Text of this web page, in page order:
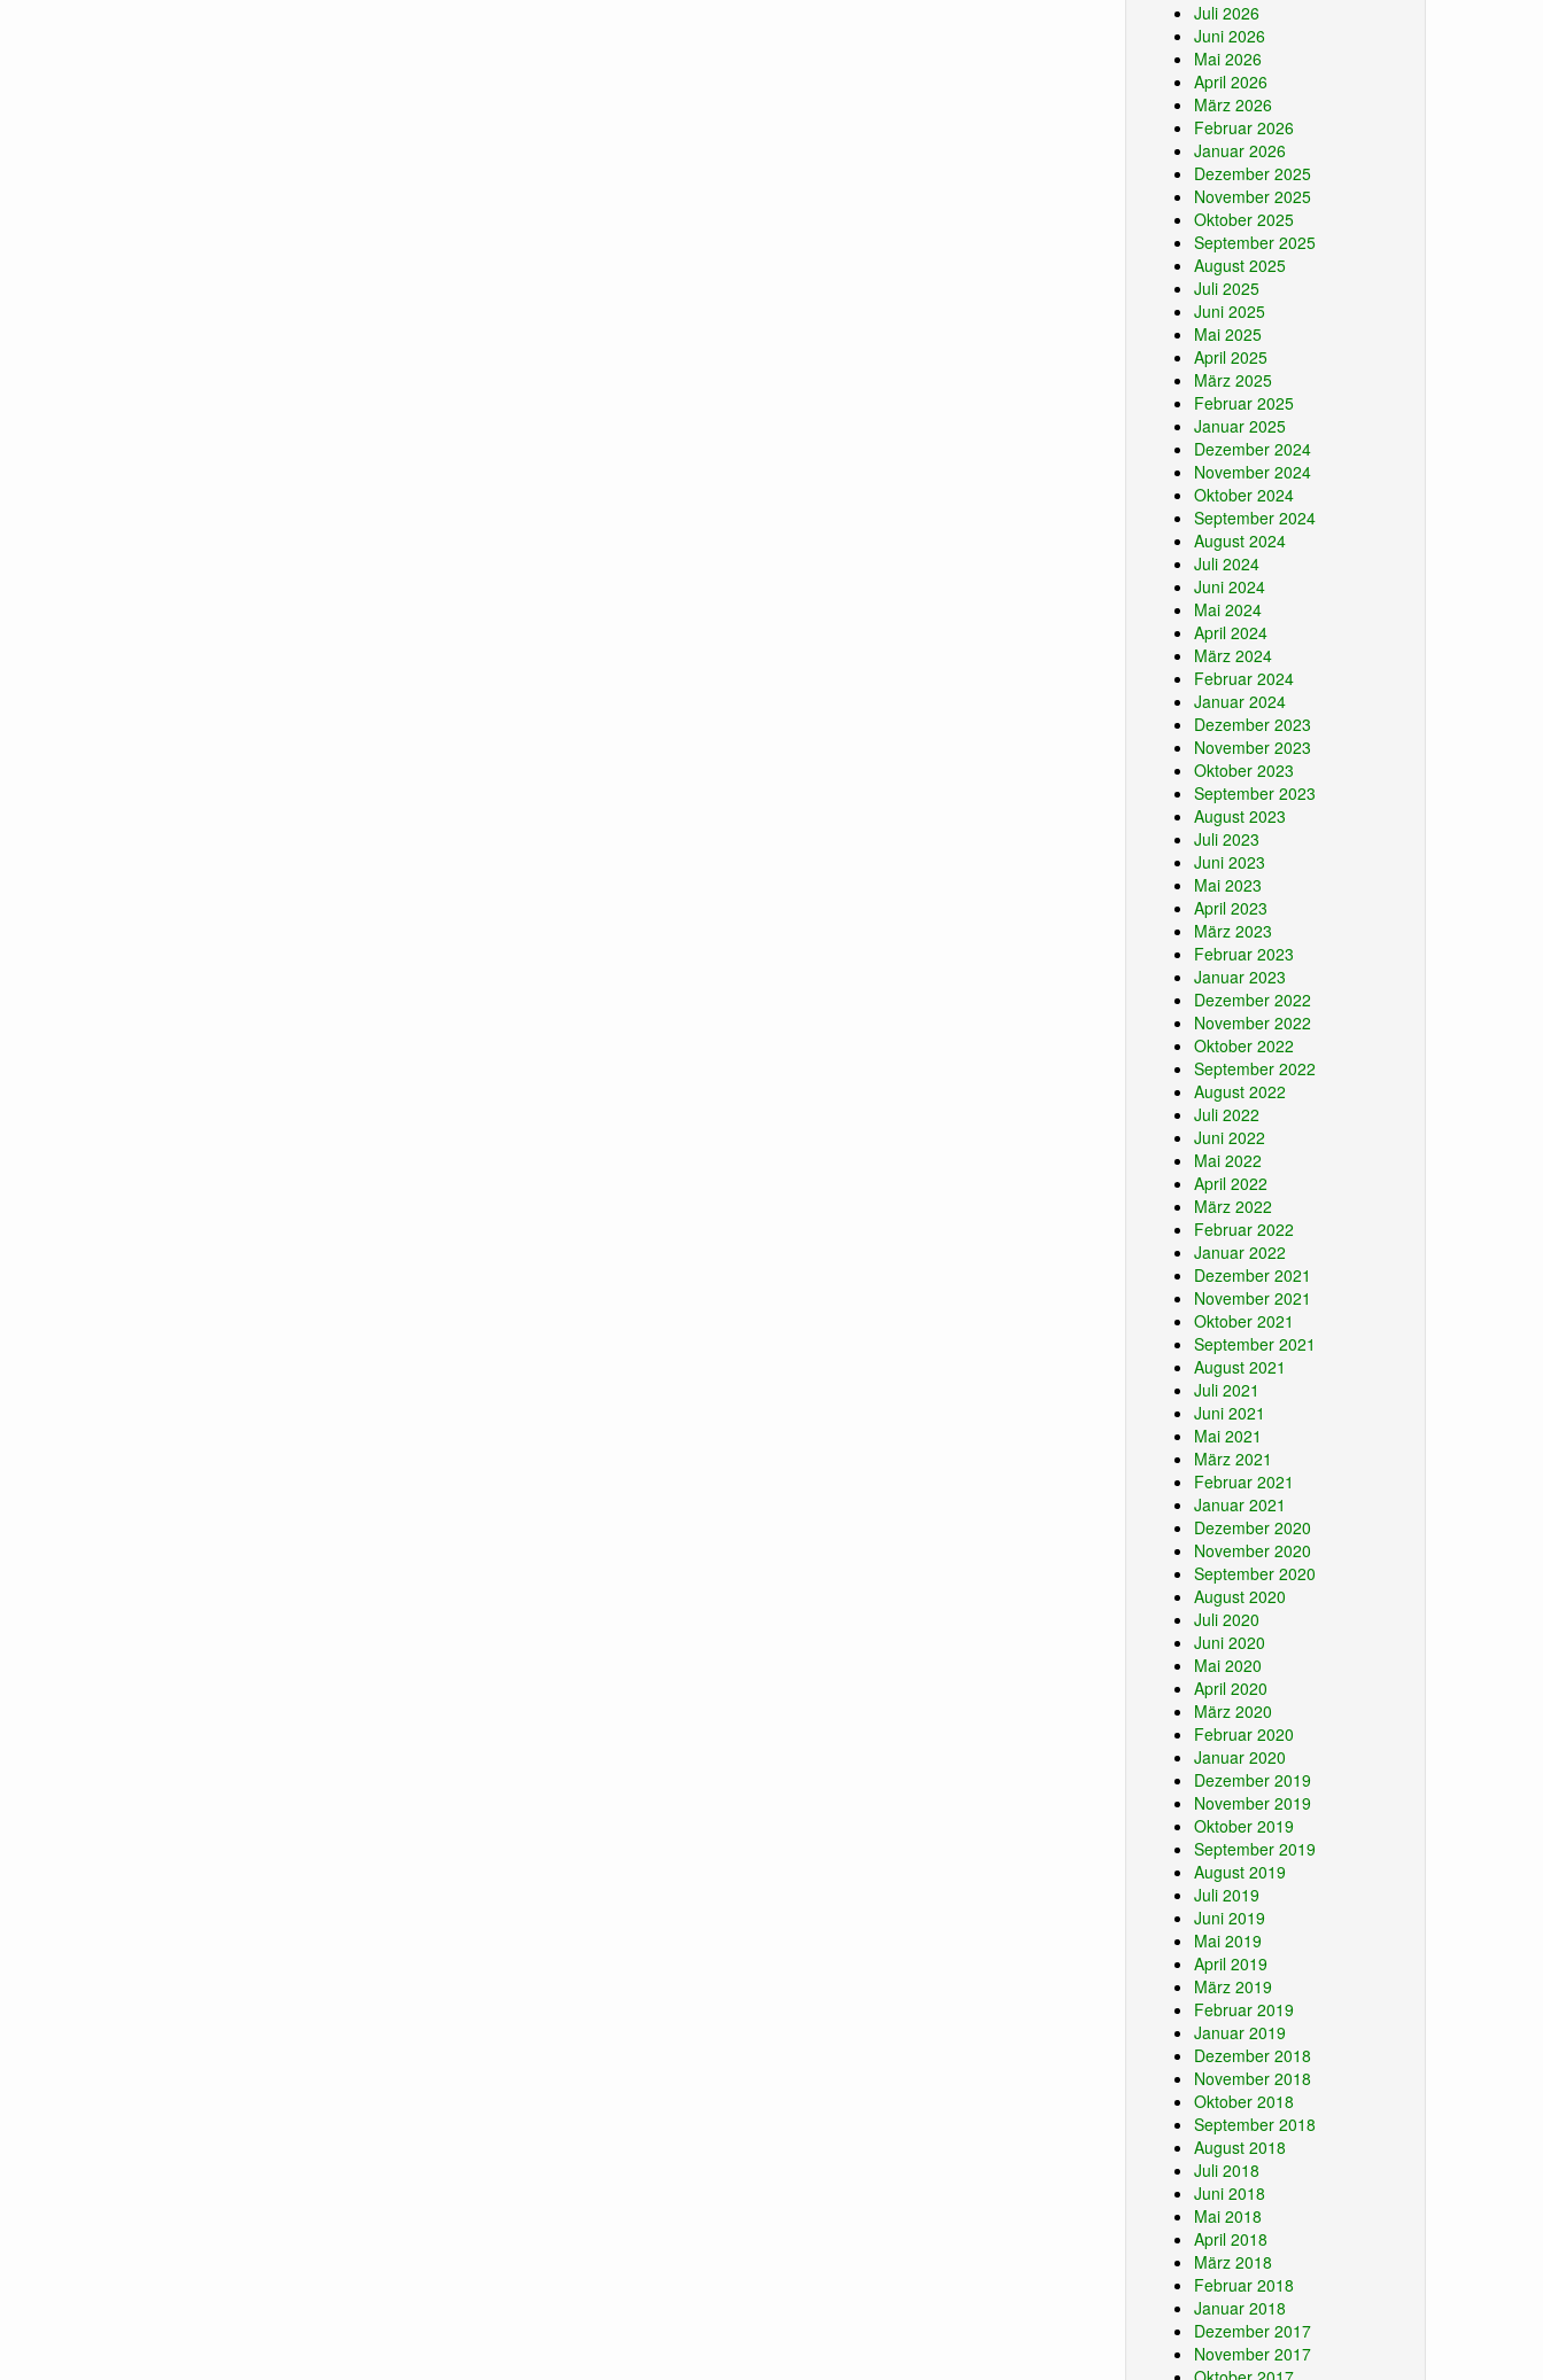
Juli 2026
Juni 2026
Mai 2026
April 2026
März 2026
Februar 2026
Januar 2026
Dezember 2025
November 2025
Oktober 2025
September 2025
August 2025
Juli 2025
Juni 2025
Mai 2025
April 2025
März 2025
Februar 2025
Januar 2025
Dezember 2024
November 2024
Oktober 2024
September 2024
August 2024
Juli 2024
Juni 2024
Mai 2024
April 2024
März 2024
Februar 2024
Januar 2024
Dezember 2023
November 2023
Oktober 2023
September 2023
August 2023
Juli 2023
Juni 2023
Mai 2023
April 2023
März 2023
Februar 2023
Januar 2023
Dezember 2022
November 2022
Oktober 2022
September 2022
August 2022
Juli 2022
Juni 2022
Mai 2022
April 2022
März 2022
Februar 2022
Januar 2022
Dezember 2021
November 2021
Oktober 2021
September 2021
August 2021
Juli 2021
Juni 2021
Mai 2021
März 2021
Februar 2021
Januar 2021
Dezember 2020
November 2020
September 2020
August 2020
Juli 2020
Juni 2020
Mai 2020
April 2020
März 2020
Februar 2020
Januar 2020
Dezember 2019
November 2019
Oktober 2019
September 2019
August 2019
Juli 2019
Juni 2019
Mai 2019
April 2019
März 2019
Februar 2019
Januar 2019
Dezember 2018
November 2018
Oktober 2018
September 2018
August 2018
Juli 2018
Juni 2018
Mai 2018
April 2018
März 2018
Februar 2018
Januar 2018
Dezember 2017
November 2017